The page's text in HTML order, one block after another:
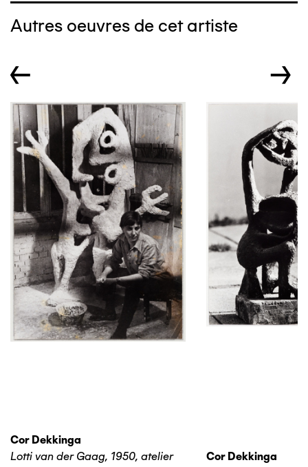
Autres oeuvres de cet artiste
← →
Cor Dekkinga
Lotti van der Gaag, 1950, atelier
Cor Dekkinga